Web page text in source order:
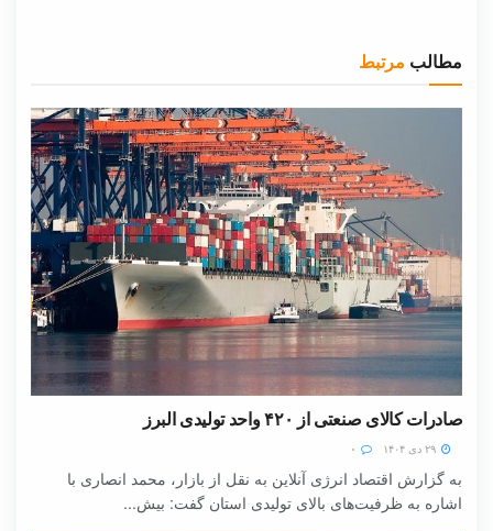
مطالب مرتبط
صادرات کالای صنعتی از ۴۲۰ واحد تولیدی البرز
به گزارش اقتصاد انرژی آنلاین به نقل از بازار، محمد انصاری با
اشاره به ظرفیت‌های بالای تولیدی استان گفت: بیش...